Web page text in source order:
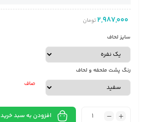
2,987,000 تومان
سایز لحاف
رنگ پشت ملحفه و لحاف
صاف
افزودن به سبد خرید